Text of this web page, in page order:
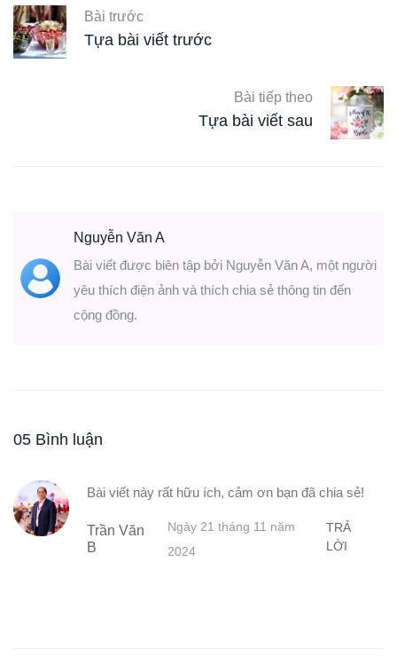
Bài trước
Tựa bài viết trước
Bài tiếp theo
Tựa bài viết sau
Nguyễn Văn A
Bài viết được biên tập bởi Nguyễn Văn A, một người
yêu thích điện ảnh và thích chia sẻ thông tin đến
cộng đồng.
05 Bình luận
Bài viết này rất hữu ích, cảm ơn bạn đã chia sẻ!
Trần Văn
B
Ngày 21 tháng 11 năm
2024
TRẢ
LỜI